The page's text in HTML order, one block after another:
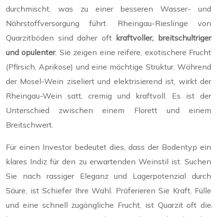
durchmischt, was zu einer besseren Wasser- und
Nährstoffversorgung führt. Rheingau-Rieslinge von
Quarzitböden sind daher oft kraftvoller, breitschultriger
und opulenter. Sie zeigen eine reifere, exotischere Frucht
(Pfirsich, Aprikose) und eine mächtige Struktur. Während
der Mosel-Wein ziseliert und elektrisierend ist, wirkt der
Rheingau-Wein satt, cremig und kraftvoll. Es ist der
Unterschied zwischen einem Florett und einem
Breitschwert.
Für einen Investor bedeutet dies, dass der Bodentyp ein
klares Indiz für den zu erwartenden Weinstil ist. Suchen
Sie nach rassiger Eleganz und Lagerpotenzial durch
Säure, ist Schiefer Ihre Wahl. Präferieren Sie Kraft, Fülle
und eine schnell zugängliche Frucht, ist Quarzit oft die